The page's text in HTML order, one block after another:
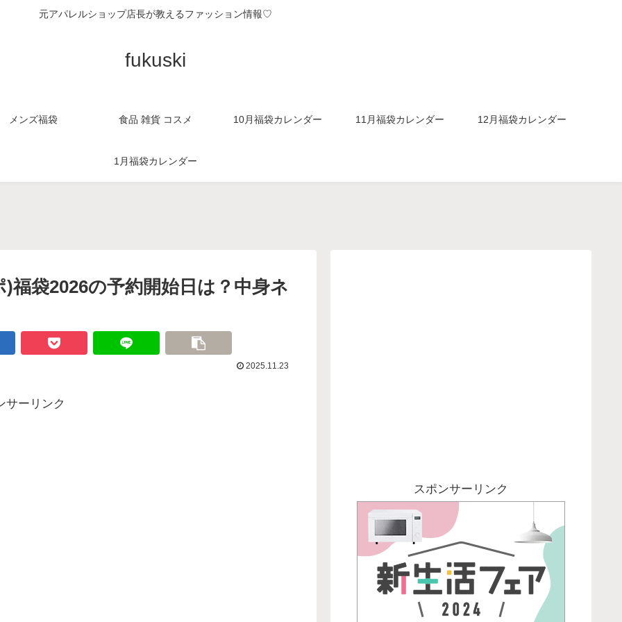
元アパレルショップ店長が教えるファッション情報♡
fukuski
メンズ福袋 食品 雑貨 コスメ 10月福袋カレンダー 11月福袋カレンダー 12月福袋カレンダー
1月福袋カレンダー
袋2026の予約開始日は？中身ネ
2025.11.23
サーリンク
スポンサーリンク